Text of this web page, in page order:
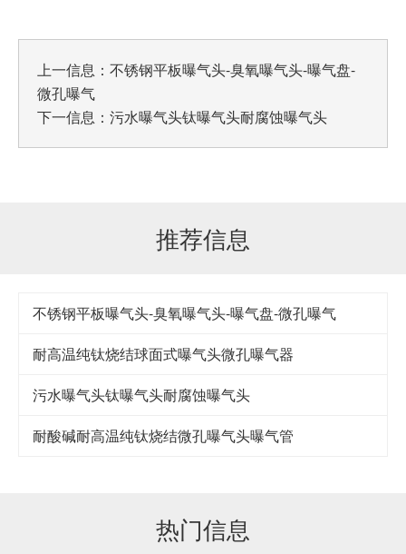
上一信息： 不锈钢平板曝气头-臭氧曝气头-曝气盘-
微孔曝气
下一信息： 污水曝气头钛曝气头耐腐蚀曝气头
推荐信息
不锈钢平板曝气头-臭氧曝气头-曝气盘-微孔曝气
耐高温纯钛烧结球面式曝气头微孔曝气器
污水曝气头钛曝气头耐腐蚀曝气头
耐酸碱耐高温纯钛烧结微孔曝气头曝气管
热门信息